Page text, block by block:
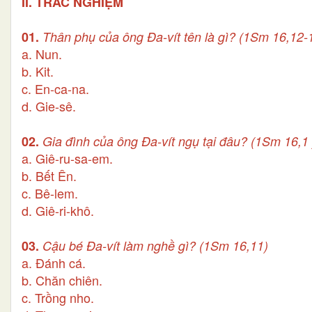
01. Thân phụ của ông Đa-vít tên là gì? (1Sm 16,12-
a. Nun.
b. Kit.
c. En-ca-na.
d. Gie-sê.
02. Gia đình của ông Đa-vít ngụ tại đâu? (1Sm 16,1
a. Giê-ru-sa-em.
b. Bết Ên.
c. Bê-lem.
d. Giê-ri-khô.
03. Cậu bé Đa-vít làm nghề gì? (1Sm 16,11)
a. Đánh cá.
b. Chăn chiên.
c. Trồng nho.